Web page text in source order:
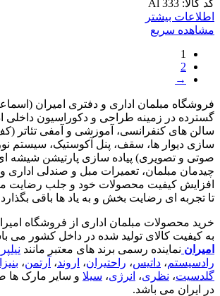
کد کالا: Al 333
اطلاعات بیشتر
مشاهده سریع
1
2
→
فروشگاه مبلمان اداری و دفتری امیران
گسترده در زمینه طراحی و دکوراسیون داخلی
سالن های کنفرانسی، آموزشی و آمفی تئاتر
سازی دیوار ها، سقف، پنل آکوستیک، سیستم
صوتی و تصویری) پیاده سازی پارتیشن شیشه
چیدمان مبلمان، تعمیرات مبل و صندلی اداری
افزایش کیفیت محصولات خود و جلب رضایت
تا تجربه ای رضایت بخش و به یاد ها باقی
خرید محصولات مبلمان اداری از فروشگاه
به کیفیت کالای تولید شده در داخل کشور می
امیران نماینده رسمی برند های معتبر مانند نیلپر
رادسیستم، داتیس، راحتیران، اروند، آرتمن،
گلدسیت، نظری، انرژی، سیلا و سایر مارک ها
در ایران می باشد.